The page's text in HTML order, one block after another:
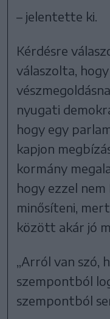
– jelentette ki.
Kérdésre
válaszolta,
nyugati
hogy egy
kapjon
kormány
hogy ezzel
minősíteni,
között akár jó
„Arról van szó,
szempontból
szempontból